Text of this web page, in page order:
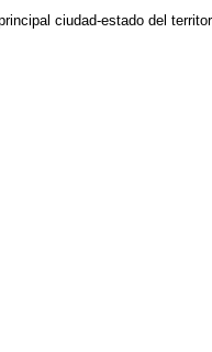
ciudad-estado del